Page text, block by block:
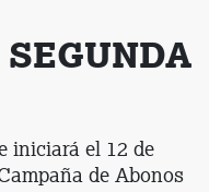
iniciará el 12 de
de Abonos